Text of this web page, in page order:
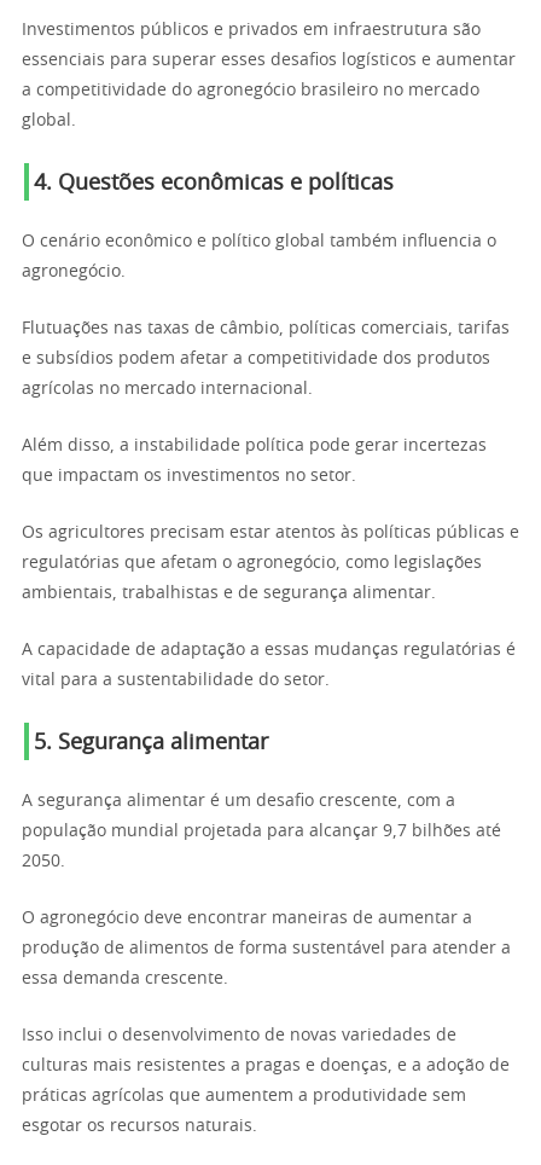
Investimentos públicos e privados em infraestrutura são
essenciais para superar esses desafios logísticos e aumentar
a competitividade do agronegócio brasileiro no mercado
global.
4. Questões econômicas e políticas
O cenário econômico e político global também influencia o
agronegócio.
Flutuações nas taxas de câmbio, políticas comerciais, tarifas
e subsídios podem afetar a competitividade dos produtos
agrícolas no mercado internacional.
Além disso, a instabilidade política pode gerar incertezas
que impactam os investimentos no setor.
Os agricultores precisam estar atentos às políticas públicas e
regulatórias que afetam o agronegócio, como legislações
ambientais, trabalhistas e de segurança alimentar.
A capacidade de adaptação a essas mudanças regulatórias é
vital para a sustentabilidade do setor.
5. Segurança alimentar
A segurança alimentar é um desafio crescente, com a
população mundial projetada para alcançar 9,7 bilhões até
2050.
O agronegócio deve encontrar maneiras de aumentar a
produção de alimentos de forma sustentável para atender a
essa demanda crescente.
Isso inclui o desenvolvimento de novas variedades de
culturas mais resistentes a pragas e doenças, e a adoção de
práticas agrícolas que aumentem a produtividade sem
esgotar os recursos naturais.